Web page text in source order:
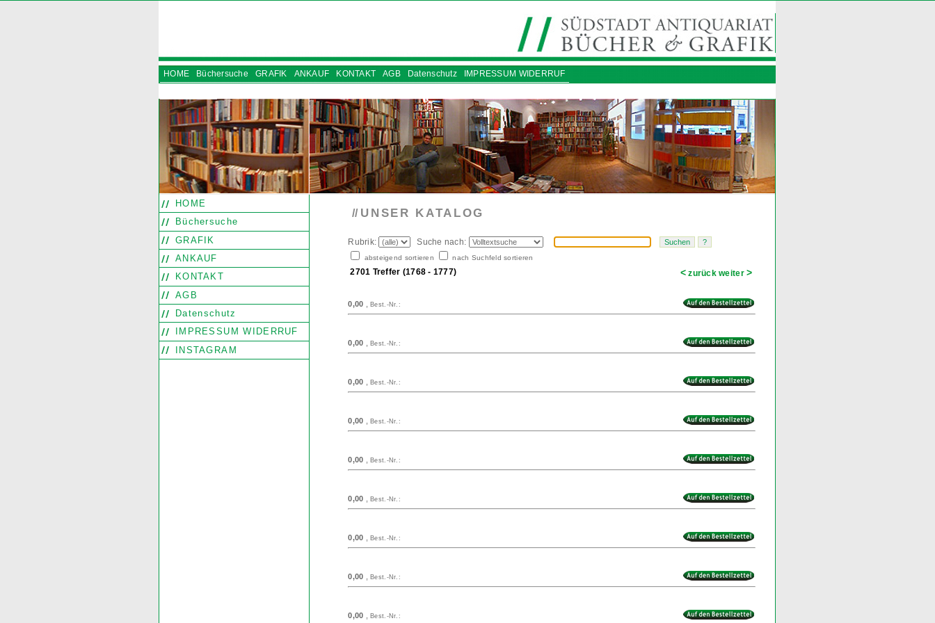
HOME Büchersuche GRAFIK ANKAUF KONTAKT AGB Datenschutz
IMPRESSUM WIDERRUF
HOME
Büchersuche
GRAFIK
ANKAUF
KONTAKT
AGB
Datenschutz
IMPRESSUM WIDERRUF
INSTAGRAM
// UNSER KATALOG
Rubrik: Suche nach:
absteigend sortieren nach Suchfeld sortieren
2701 Treffer (1768 - 1777) < zurück weiter>
0,00 ,Best.-Nr.:
0,00 ,Best.-Nr.:
0,00 ,Best.-Nr.:
0,00 ,Best.-Nr.:
0,00 ,Best.-Nr.:
0,00 ,Best.-Nr.:
0,00 ,Best.-Nr.:
0,00 ,Best.-Nr.:
0,00 ,Best.-Nr.: